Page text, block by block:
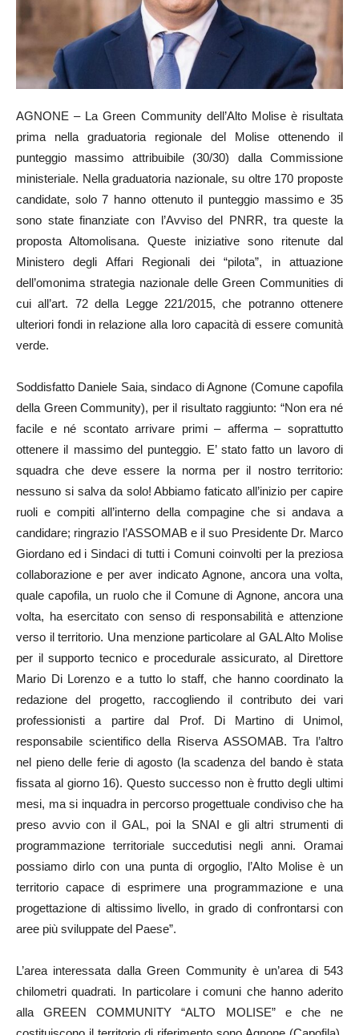
AGNONE – La Green Community dell’Alto Molise è risultata
prima nella graduatoria regionale del Molise ottenendo il
punteggio massimo attribuibile (30/30) dalla Commissione
ministeriale. Nella graduatoria nazionale, su oltre 170 proposte
candidate, solo 7 hanno ottenuto il punteggio massimo e 35
sono state finanziate con l’Avviso del PNRR, tra queste la
proposta Altomolisana. Queste iniziative sono ritenute dal
Ministero degli Affari Regionali dei “pilota”, in attuazione
dell’omonima strategia nazionale delle Green Communities di
cui all’art. 72 della Legge 221/2015, che potranno ottenere
ulteriori fondi in relazione alla loro capacità di essere comunità
verde.
Soddisfatto Daniele Saia, sindaco di Agnone (Comune capofila
della Green Community), per il risultato raggiunto: “Non era né
facile e né scontato arrivare primi – afferma – soprattutto
ottenere il massimo del punteggio. E’ stato fatto un lavoro di
squadra che deve essere la norma per il nostro territorio:
nessuno si salva da solo! Abbiamo faticato all’inizio per capire
ruoli e compiti all’interno della compagine che si andava a
candidare; ringrazio l’ASSOMAB e il suo Presidente Dr. Marco
Giordano ed i Sindaci di tutti i Comuni coinvolti per la preziosa
collaborazione e per aver indicato Agnone, ancora una volta,
quale capofila, un ruolo che il Comune di Agnone, ancora una
volta, ha esercitato con senso di responsabilità e attenzione
verso il territorio. Una menzione particolare al GAL Alto Molise
per il supporto tecnico e procedurale assicurato, al Direttore
Mario Di Lorenzo e a tutto lo staff, che hanno coordinato la
redazione del progetto, raccogliendo il contributo dei vari
professionisti a partire dal Prof. Di Martino di Unimol,
responsabile scientifico della Riserva ASSOMAB. Tra l’altro
nel pieno delle ferie di agosto (la scadenza del bando è stata
fissata al giorno 16). Questo successo non è frutto degli ultimi
mesi, ma si inquadra in percorso progettuale condiviso che ha
preso avvio con il GAL, poi la SNAI e gli altri strumenti di
programmazione territoriale succedutisi negli anni. Oramai
possiamo dirlo con una punta di orgoglio, l’Alto Molise è un
territorio capace di esprimere una programmazione e una
progettazione di altissimo livello, in grado di confrontarsi con
aree più sviluppate del Paese”.
L’area interessata dalla Green Community è un’area di 543
chilometri quadrati. In particolare i comuni che hanno aderito
alla GREEN COMMUNITY “ALTO MOLISE” e che ne